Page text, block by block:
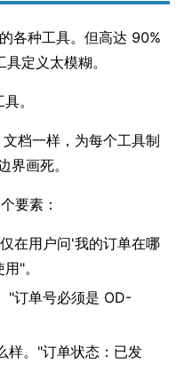
各种工具。但高达 90%
定义太模糊。
。
档一样，为每个工具制
界画死。
要素：
在用户问'我的订单在哪
"。
"订单号必须是 OD-
样。"订单状态：已发